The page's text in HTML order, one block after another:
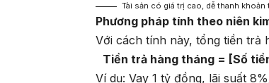
Tài sản có giá trị cao, dễ thanh
Phương pháp tính theo niên
Với cách tính này, tổng tiền trả
Tiền trả hàng tháng = [Số
Ví dụ: Vay 1 tỷ đồng, lãi suất